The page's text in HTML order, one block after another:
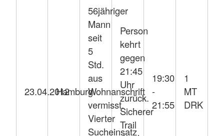
23.04.2012Hamburg
56jähriger
Mann
seit
5
Std.
aus
Wohnanschrift
vermisst.
Vierter
Sucheinsatz
Person
kehrt
gegen
21:45
Uhr
zurück.
Sicherer
Trail
19:30
-
21:55
1
MT
DRK